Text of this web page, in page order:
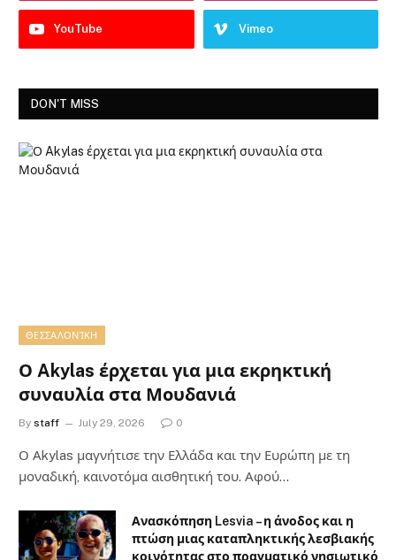
YouTube Vimeo
DON'T MISS
ΘΕΣΣΑΛΟΝΊΚΗ
Ο Akylas έρχεται για μια εκρηκτική
συναυλία στα Μουδανιά
By staff July 29, 2026 0
Ο Αkylas μαγνήτισε την Ελλάδα και την Ευρώπη με τη
μοναδική, καινοτόμα αισθητική του. Αφού…
Ανασκόπηση Lesvia – η άνοδος και η
πτώση μιας καταπληκτικής λεσβιακής
κοινότητας στο πραγματικό νησιωτικό